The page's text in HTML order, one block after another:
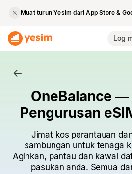
Muat turun Yesim dari App Store &
Log
OneBalance —
Pengurusan
Jimat kos perantauan
sambungan untuk tenaga
Agihkan, pantau dan kawal
pasukan anda. Semua